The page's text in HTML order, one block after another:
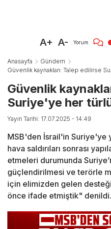
A+ A- Yorum
Anasayfa
Gündem
Güvenlik kaynakları: Talep edilirse
Güvenlik
Suriye'ye her
Yayın Tarihi: 17.07.2025 - 14:49
MSB'den İsrail'in
hava saldırıları sonrası
etmeleri durumunda
güçlendirilmesi ve terörle
için elimizden gelen desteği
önce ifade etmiştik" denildi.